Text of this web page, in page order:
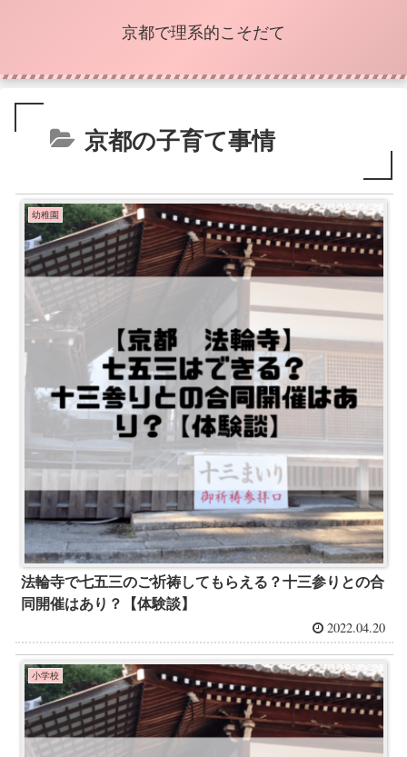
京都で理系的こそだて
京都の子育て事情
幼稚園
法輪寺で七五三のご祈祷してもらえる？十三参りとの合
同開催はあり？【体験談】
2022.04.20
小学校